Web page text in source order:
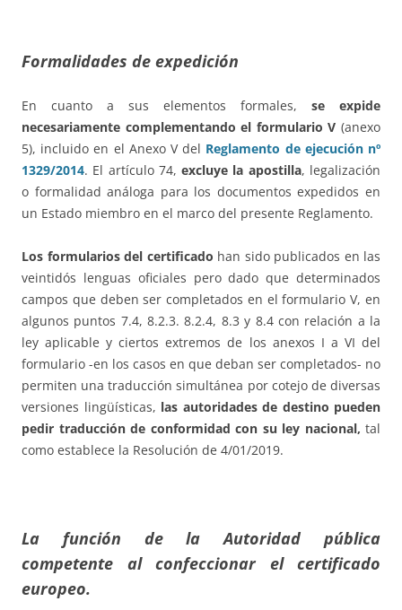
Formalidades de expedición
En cuanto a sus elementos formales, se expide
necesariamente complementando el formulario V (anexo
5), incluido en el Anexo V del Reglamento de ejecución nº
1329/2014. El artículo 74,excluye la apostilla, legalización
o formalidad análoga para los documentos expedidos en
un Estado miembro en el marco del presente Reglamento.
Los formularios del certificado han sido publicados en las
veintidós lenguas oficiales pero dado que determinados
campos que deben ser completados en el formulario V, en
algunos puntos 7.4, 8.2.3. 8.2.4, 8.3 y 8.4 con relación a la
ley aplicable y ciertos extremos de los anexos I a VI del
formulario -en los casos en que deban ser completados- no
permiten una traducción simultánea por cotejo de diversas
versiones lingüísticas, las autoridades de destino pueden
pedir traducción de conformidad con su ley nacional, tal
como establece la Resolución de 4/01/2019.
La función de la Autoridad pública
competente al confeccionar el certificado
europeo.